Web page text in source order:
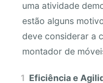
uma atividade
estão alguns
deve considerar a
montador de
Eficiência e